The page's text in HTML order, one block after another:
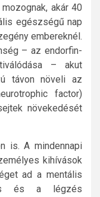
akár 40
egészségű nap
embereknél.
– az endorfin-
– akut
távon növeli az
factor)
növekedését
is. A mindennapi
kihívások
ad a mentális
és a légzés